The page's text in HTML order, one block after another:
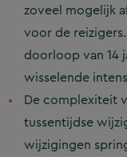
zoveel mogelijk
voor de
doorloop van 14
wisselende
De complexiteit
tussentijdse
wijzigingen